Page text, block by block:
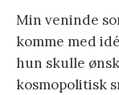
Min veninde
komme med
hun skulle
kosmopolitisk